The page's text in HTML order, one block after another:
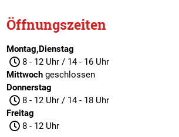
Öffnungszeiten
Montag,Dienstag
8 - 12 Uhr / 14 - 16 Uhr
Mittwochgeschlossen
Donnerstag
8 - 12 Uhr / 14 - 18 Uhr
Freitag
8 - 12 Uhr